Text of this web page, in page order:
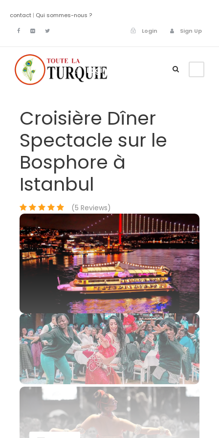
contact | Qui sommes-nous ?
Login
Sign Up
Login
Croisière Dîner
Spectacle sur le
Bosphore à
Istanbul
(5 Reviews)